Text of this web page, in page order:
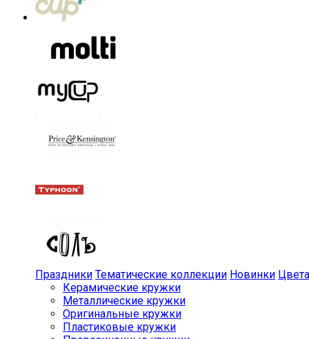
Праздники Тематические коллекции Новинки Цвета
Керамические кружки
Металлические кружки
Оригинальные кружки
Пластиковые кружки